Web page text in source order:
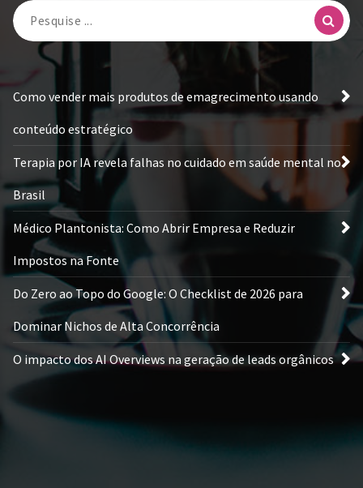
Pesquisa
por:
Como vender mais produtos de emagrecimento usando
conteúdo estratégico
Terapia por IA revela falhas no cuidado em saúde mental no
Brasil
Médico Plantonista: Como Abrir Empresa e Reduzir
Impostos na Fonte
Do Zero ao Topo do Google: O Checklist de 2026 para
Dominar Nichos de Alta Concorrência
O impacto dos AI Overviews na geração de leads orgânicos